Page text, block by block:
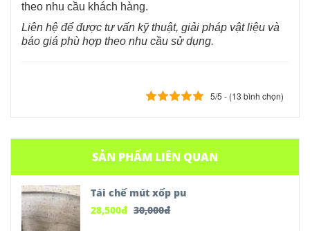
theo nhu cầu khách hàng.
Liên hệ để được tư vấn kỹ thuật, giải pháp vật liệu và
báo giá phù hợp theo nhu cầu sử dụng.
5/5 - (13 bình chọn)
SẢN PHẨM LIÊN QUAN
Tái chế mút xốp pu
28,500đ 30,000đ